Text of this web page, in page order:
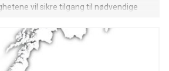
vil sikre tilgang til nødvendige
– at de har liten tillit.